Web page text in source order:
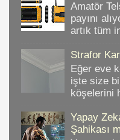
Amatör
payını
artık tüm
Strafor
Eğer eve
işte size
köşelerini
Yapay
Şahikası